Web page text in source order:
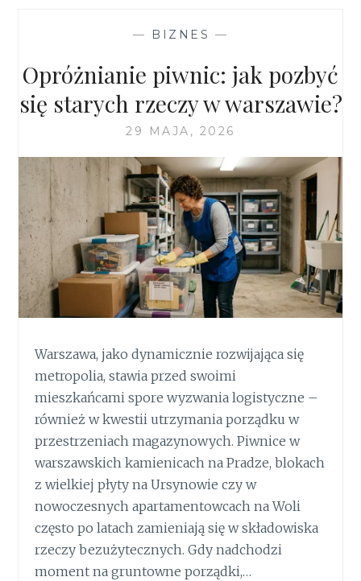
— BIZNES —
Opróżnianie piwnic: jak pozbyć
się starych rzeczy w warszawie?
29 MAJA, 2026
Warszawa, jako dynamicznie rozwijająca się
metropolia, stawia przed swoimi
mieszkańcami spore wyzwania logistyczne –
również w kwestii utrzymania porządku w
przestrzeniach magazynowych. Piwnice w
warszawskich kamienicach na Pradze, blokach
z wielkiej płyty na Ursynowie czy w
nowoczesnych apartamentowcach na Woli
często po latach zamieniają się w składowiska
rzeczy bezużytecznych. Gdy nadchodzi
moment na gruntowne porządki,…